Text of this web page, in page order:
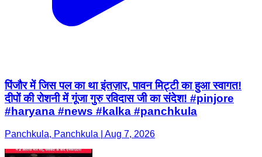
पिंजौर में जिस पल का था इंतज़ार, पावन मिट्टी का हुआ स्वागत!
दीपों की रोशनी में गूंजा गुरु रविदास जी का संदेश! #pinjore
#haryana #news #kalka #panchkula
Panchkula, Panchkula | Aug 7, 2026